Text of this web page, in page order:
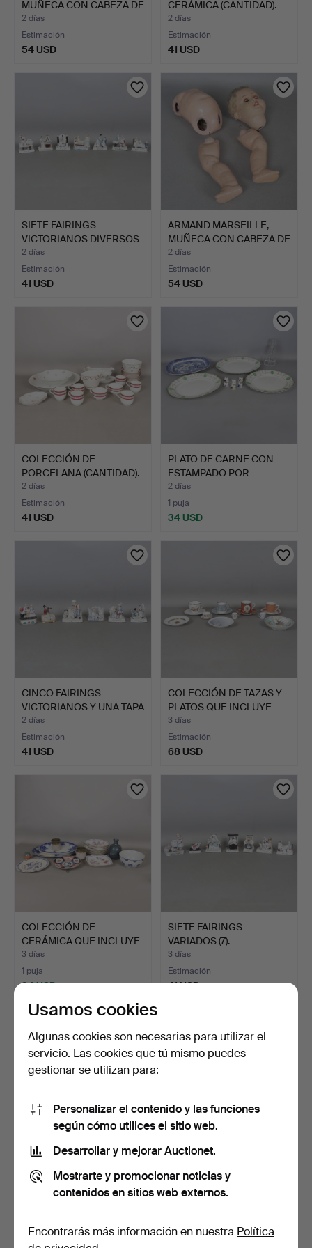
MUÑECA CON CABEZA DE
BIS…
2 días
Estimación
54 USD
CERÁMICA (CANTIDAD).
2 días
Estimación
41 USD
SIETE FAIRINGS
VICTORIANOS DIVERSOS
(7).
2 días
Estimación
41 USD
ARMAND MARSEILLE,
MUÑECA CON CABEZA DE
BIS…
2 días
Estimación
54 USD
COLECCIÓN DE
PORCELANA (CANTIDAD).
2 días
Estimación
41 USD
PLATO DE CARNE CON
ESTAMPADO POR
TRANSFERE…
2 días
1 puja
34 USD
CINCO FAIRINGS
VICTORIANOS Y UNA TAPA
(6).
2 días
Estimación
41 USD
COLECCIÓN DE TAZAS Y
PLATOS QUE INCLUYE
RO…
3 días
Estimación
68 USD
COLECCIÓN DE
CERÁMICA QUE INCLUYE
COALPORT…
3 días
1 puja
34 USD
SIETE FAIRINGS
VARIADOS (7).
3 días
Estimación
41 USD
PAREJA DE PLATOS PARA
ENCURTIDOS DE
PEARLW…
3 días
Usamos cookies
Algunas cookies son necesarias para utilizar el
servicio. Las cookies que tú mismo puedes
gestionar se utilizan para:
Personalizar el contenido y las funciones
según cómo utilices el sitio web.
Desarrollar y mejorar Auctionet.
Mostrarte y promocionar noticias y
contenidos en sitios web externos.
Encontrarás más información en nuestra Política